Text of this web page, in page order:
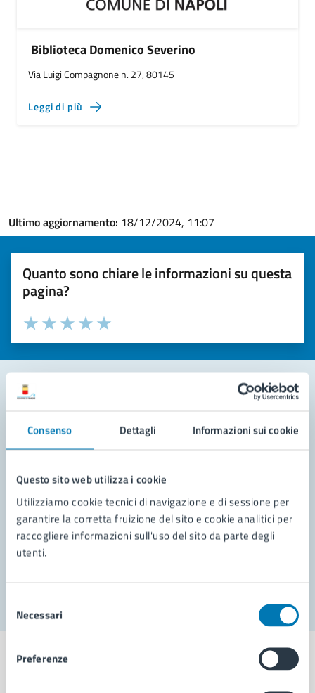
Consenso Dettagli Informazioni sui cookie
Questo sito web utilizza i cookie
Utilizziamo cookie tecnici di navigazione e di sessione per
garantire la corretta fruizione del sito e cookie analitici per
raccogliere informazioni sull'uso del sito da parte degli
utenti.
delNecessari
Preferenze
Biblioteca Domenico Severino
Via Luigi Compagnone n. 27, 80145
Leggi di più
Ultimo aggiornamento: 18/12/2024, 11:07
Quanto sono chiare le informazioni su questa
pagina?
Valuta la chiarezza delle informazioni (da 1 a 5 stelle)
Seleziona il numero di stelle per valutare la chiarezza delle
Valuta 5 stelle su 5
Valuta 4 stelle su 5
Valuta 3 stelle su 5
Valuta 2 stelle su 5
Valuta 1 stelle su 5
Leggi le domande frequenti
Richiedi assistenza
Prenota appuntamento
Problemi in città